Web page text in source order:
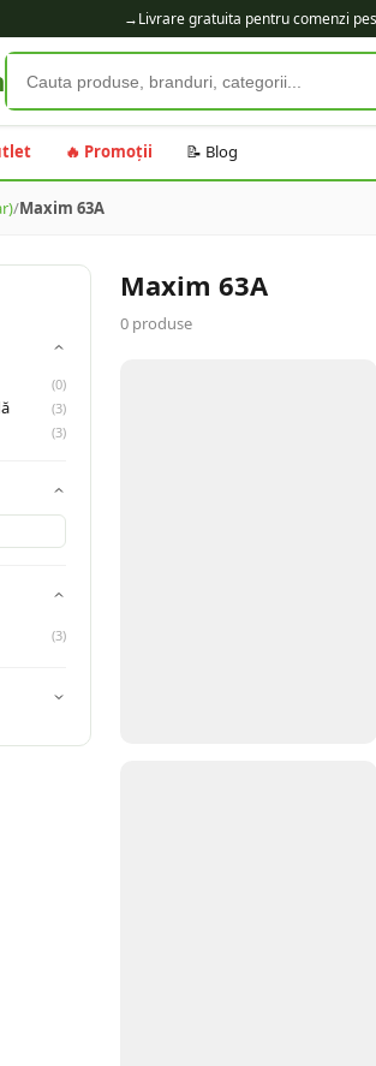
→Livrare gratuita pentru comenzi
🔥 Promoții 📝 Blog
/Maxim 63A
(0)
(3)
(3)
(3)
Maxim 63A
0 produse